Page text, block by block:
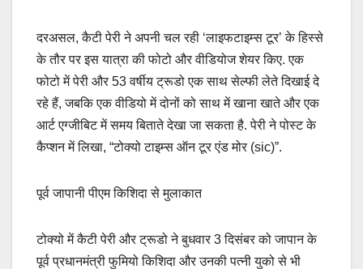
दरअसल, कैटी पेरी ने अपनी चल रही ‘लाइफटाइम्स टूर’ के हिस्से
के तौर पर इस यात्रा की फोटो और वीडियोज शेयर किए. एक
फोटो में पेरी और 53 वर्षीय ट्रूडो एक साथ सेल्फी लेते दिखाई दे
रहे हैं, जबकि एक वीडियो में दोनों को साथ में खाना खाते और एक
आर्ट एग्जीबिट में समय बिताते देखा जा सकता है. पेरी ने पोस्ट के
कैप्शन में लिखा, “टोक्यो टाइम्स ऑन टूर एंड मोर (sic)”.
पूर्व जापानी पीएम किशिदा से मुलाकात
टोक्यो में कैटी पेरी और ट्रूडो ने बुधवार 3 दिसंबर को जापान के
पूर्व प्रधानमंत्री फुमियो किशिदा और उनकी पत्नी युको से भी